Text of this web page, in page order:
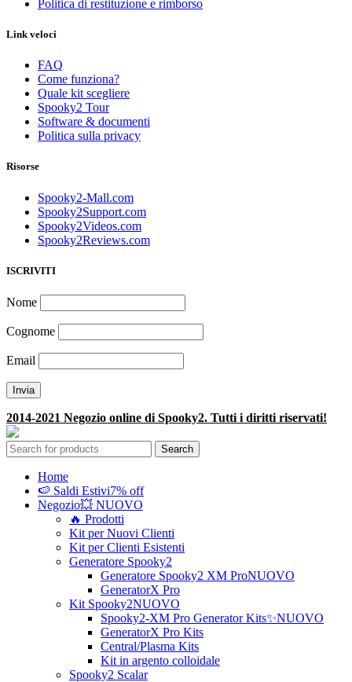
Politica di restituzione e rimborso
Link veloci
FAQ
Come funziona?
Quale kit scegliere
Spooky2 Tour
Software & documenti
Politica sulla privacy
Risorse
Spooky2-Mall.com
Spooky2Support.com
Spooky2Videos.com
Spooky2Reviews.com
ISCRIVITI
Nome
Cognome
Email
2014-2021 Negozio online di Spooky2. Tutti i diritti riservati!
Search
Home
🍉 Saldi Estivi7% off
Negozio💥 NUOVO
🔥 Prodotti
Kit per Nuovi Clienti
Kit per Clienti Esistenti
Generatore Spooky2
Generatore Spooky2 XM ProNUOVO
GeneratorX Pro
Kit Spooky2NUOVO
Spooky2-XM Pro Generator Kits✨NUOVO
GeneratorX Pro Kits
Central/Plasma Kits
Kit in argento colloidale
Spooky2 Scalar